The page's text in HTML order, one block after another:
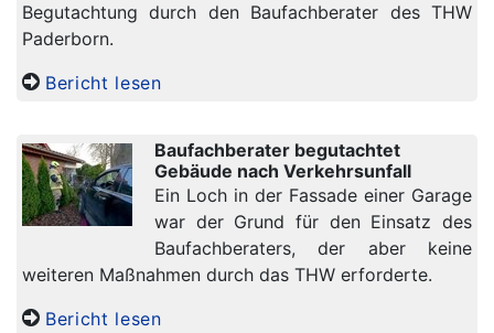
Begutachtung durch den Baufachberater des THW
Paderborn.
Bericht lesen
Baufachberater begutachtet
Gebäude nach Verkehrsunfall
Ein Loch in der Fassade einer Garage
war der Grund für den Einsatz des
Baufachberaters, der aber keine
weiteren Maßnahmen durch das THW erforderte.
Bericht lesen